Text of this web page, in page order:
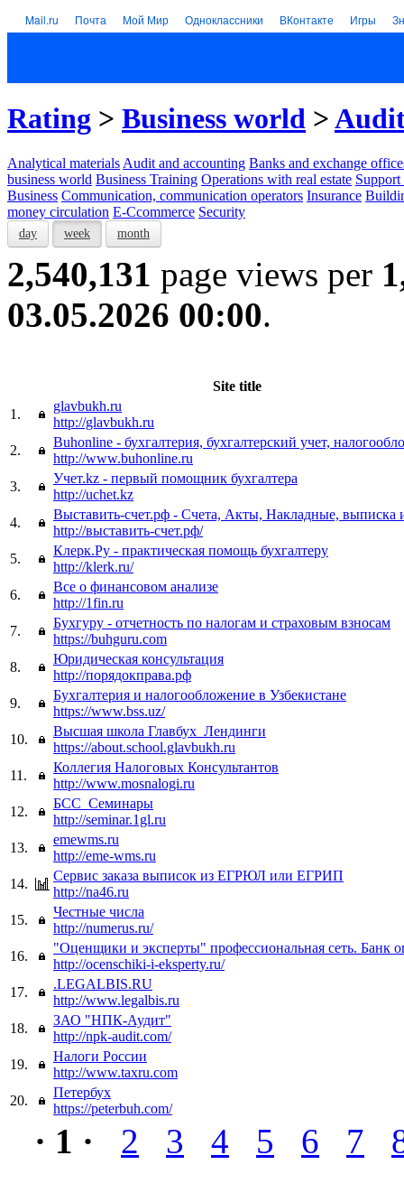
Mail.ru Почта Мой Мир Одноклассники ВКонтакте Игры
Rating > Business world >
Analytical materials Audit and accounting Banks and exchange
business world Business Training Operations with real estate Support
Business Communication, communication operators Insurance
money circulation E-Ccommerce Security
day week month
2,540,131 page views per
03.05.2026 00:00.
Site title
1.
glavbukh.ru
http://glavbukh.ru
2.
Buhonline - бухгалтерия, бухгалтерский учет,
http://www.buhonline.ru
3.
Учет.kz - первый помощник бухгалтера
http://uchet.kz
4.
Выставить-счет.рф - Счета, Акты, Накладные,
http://выставить-счет.рф/
5.
Клерк.Ру - практическая помощь бухгалтеру
http://klerk.ru/
6.
Все о финансовом анализе
http://1fin.ru
7.
Бухгуру - отчетность по налогам и страховым взносам
https://buhguru.com
8.
Юридическая консультация
http://порядокправа.рф
9.
Бухгалтерия и налогообложение в Узбекистане
https://www.bss.uz/
10.
Высшая школа Главбух_Лендинги
https://about.school.glavbukh.ru
11.
Коллегия Налоговых Консультантов
http://www.mosnalogi.ru
12.
БСС_Семинары
http://seminar.1gl.ru
13.
emewms.ru
http://eme-wms.ru
14.
Сервис заказа выписок из ЕГРЮЛ или ЕГРИП
http://na46.ru
15.
Честные числа
http://numerus.ru/
16.
"Оценщики и эксперты" профессиональная сеть. Банк
http://ocenschiki-i-eksperty.ru/
17.
.LEGALBIS.RU
http://www.legalbis.ru
18.
ЗАО "НПК-Аудит"
http://npk-audit.com/
19.
Налоги России
http://www.taxru.com
20.
Петербух
https://peterbuh.com/
· 1 · 2 3 4 5 6 7